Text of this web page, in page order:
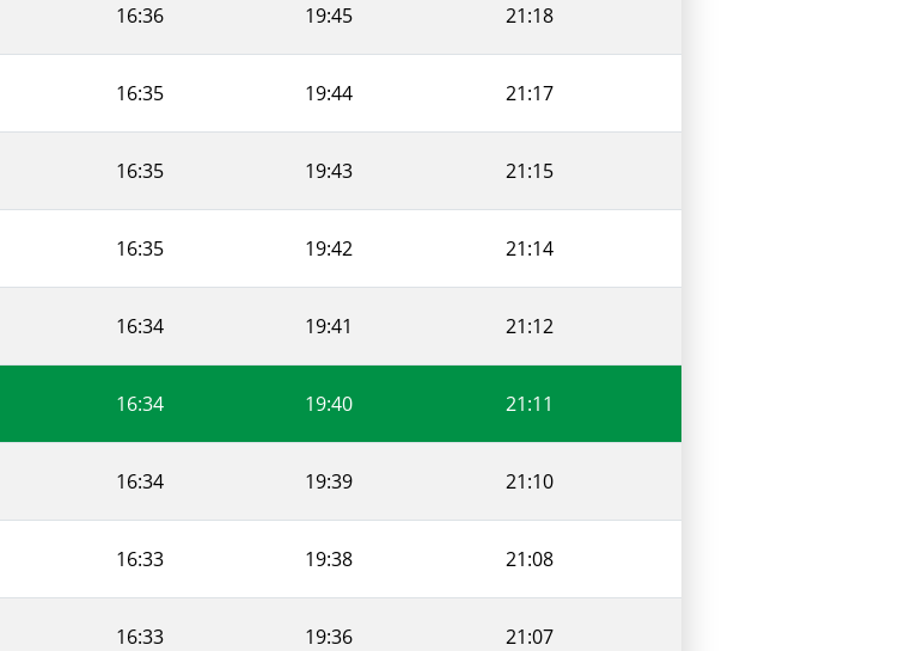
16:36 19:45 21:18
16:35 19:44 21:17
16:35 19:43 21:15
16:35 19:42 21:14
16:34 19:41 21:12
16:34 19:40 21:11
16:34 19:39 21:10
16:33 19:38 21:08
16:33 19:36 21:07